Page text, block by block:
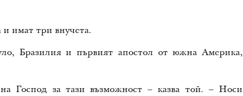
имат три внучета.
Бразилия и първият апостол от южна Америка,
Господ за тази възможност – казва той. – Носи